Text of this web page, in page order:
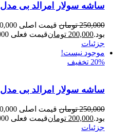
ساشه سولار امرالد بی مدل dark scape
250,000 تومان
بود.200,000 تومانقیمت فعلی 200,000 تومان است.
جزئیات
موجود نیست!
20% تخفیف
ساشه سولار امرالد بی مدل short thing
250,000 تومان
بود.200,000 تومانقیمت فعلی 200,000 تومان است.
جزئیات